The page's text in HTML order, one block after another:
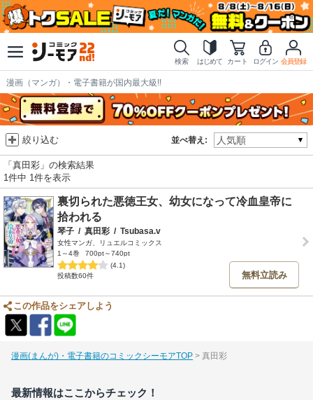
検索 はじめて カート ログイン 会員登録
漫画（マンガ）・電子書籍が国内最大級!!
並べ替え:
絞り込む
「真田彩」の検索結果
1件中 1件を表示
裏切られた悪徳王女、幼女になって冷血皇帝に
拾われる
琴子 / 真田彩 / Tsubasa.v
女性マンガ、リュエルコミックス
1～4巻
700pt～740pt
(4.1)
投稿数60件
無料立読み
この作品をシェアしよう
漫画(まんが)・電子書籍のコミックシーモアTOP 真田彩
最新情報はここからチェック！